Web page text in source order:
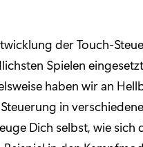
der Touch-
Spielen
haben wir an
in
Dich selbst, wie sich